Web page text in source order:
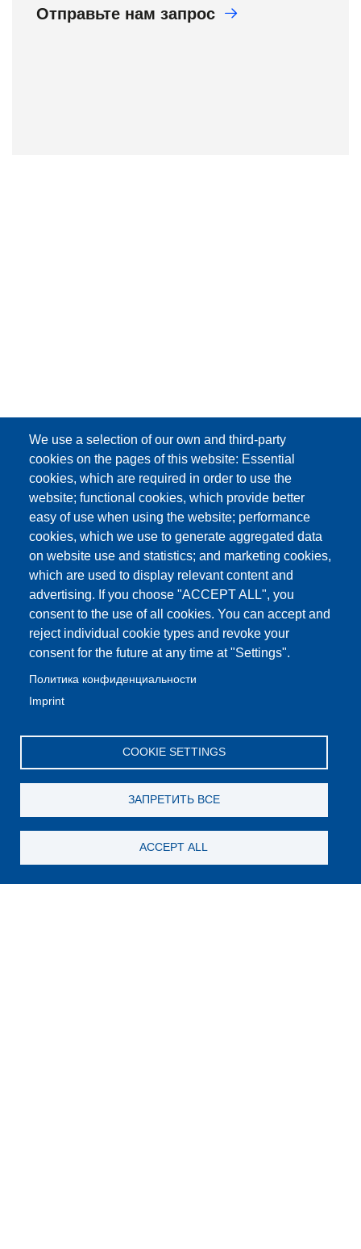
Отправьте нам запрос
We use a selection of our own and third-party
cookies on the pages of this website: Essential
cookies, which are required in order to use the
website; functional cookies, which provide better
easy of use when using the website; performance
cookies, which we use to generate aggregated data
on website use and statistics; and marketing cookies,
which are used to display relevant content and
advertising. If you choose "ACCEPT ALL", you
consent to the use of all cookies. You can accept and
reject individual cookie types and revoke your
consent for the future at any time at "Settings".
Политика конфиденциальности
Imprint
COOKIE SETTINGS
ЗАПРЕТИТЬ ВСЕ
ACCEPT ALL